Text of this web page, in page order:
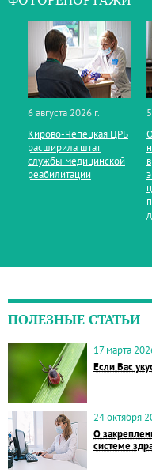
6 августа 2026 г.
Кирово‑Чепецкая ЦРБ
расширила штат
службы медицинской
реабилитации
ПОЛЕЗНЫЕ СТАТЬИ
17 марта
Если Вас
24 октября
О
системе